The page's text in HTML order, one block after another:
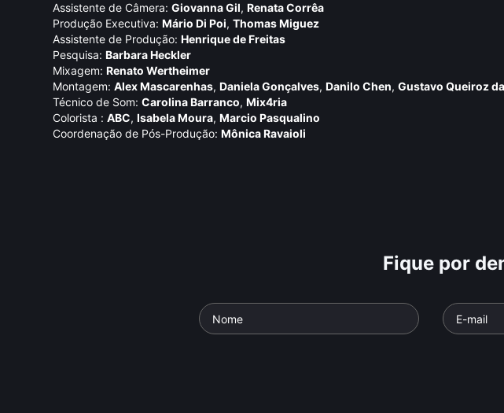
Assistente de Câmera: Giovanna Gil,Renata Corrêa
Produção Executiva: Mário Di Poi,Thomas Miguez
Assistente de Produção: Henrique de Freitas
Pesquisa: Barbara Heckler
Mixagem: Renato Wertheimer
Montagem: Alex Mascarenhas,Daniela Gonçalves,Danilo Chen,Gustavo Queiroz
Técnico de Som: Carolina Barranco,Mix4ria
Colorista : ABC,Isabela Moura,Marcio Pasqualino
Coordenação de Pós-Produção: Mônica Ravaioli
Fique por